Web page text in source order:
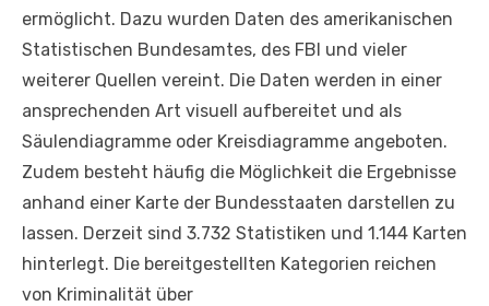
ermöglicht. Dazu wurden Daten des amerikanischen
Statistischen Bundesamtes, des FBI und vieler
weiterer Quellen vereint. Die Daten werden in einer
ansprechenden Art visuell aufbereitet und als
Säulendiagramme oder Kreisdiagramme angeboten.
Zudem besteht häufig die Möglichkeit die Ergebnisse
anhand einer Karte der Bundesstaaten darstellen zu
lassen. Derzeit sind 3.732 Statistiken und 1.144 Karten
hinterlegt. Die bereitgestellten Kategorien reichen
von Kriminalität über